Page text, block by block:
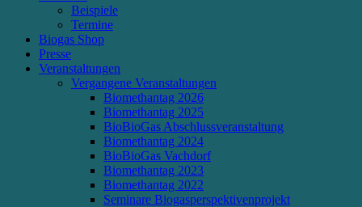
Beispiele
Termine
Biogas Shop
Presse
Veranstaltungen
Vergangene Veranstaltungen
Biomethantag 2026
Biomethantag 2025
BioBioGas Abschlussveranstaltung
Biomethantag 2024
BioBioGas Vachdorf
Biomethantag 2023
Biomethantag 2022
Seminare Biogasperspektivenprojekt